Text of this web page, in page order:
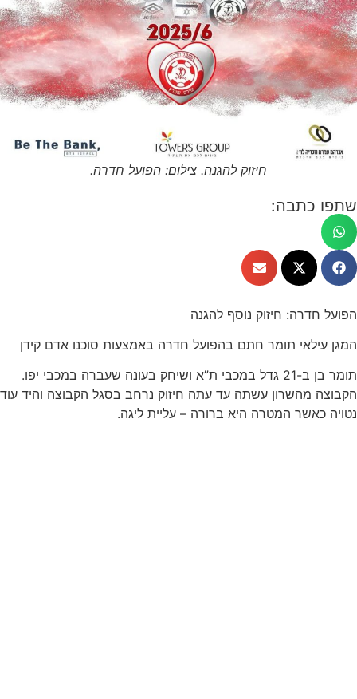
חיזוק להגנה. צילום: הפועל חדרה.
שתפו כתבה:
הפועל חדרה: חיזוק נוסף להגנה
המגן עילאי תומר חתם בהפועל חדרה באמצעות סוכנו אדם קידן
תומר בן ב-21 גדל במכבי ת”א ושיחק בעונה שעברה במכבי יפו.
הקבוצה מהשרון עשתה עד עתה חיזוק נרחב בסגל הקבוצה והיד עוד
נטויה כאשר המטרה היא ברורה – עליית ליגה.